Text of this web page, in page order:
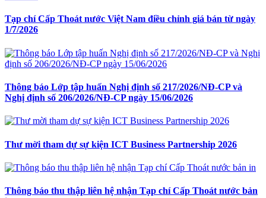
Tạp chí Cấp Thoát nước Việt Nam điều chỉnh giá bán từ ngày
1/7/2026
Thông báo Lớp tập huấn Nghị định số 217/2026/NĐ-CP và
Nghị định số 206/2026/NĐ-CP ngày 15/06/2026
Thư mời tham dự sự kiện ICT Business Partnership 2026
Thông báo thu thập liên hệ nhận Tạp chí Cấp Thoát nước bản